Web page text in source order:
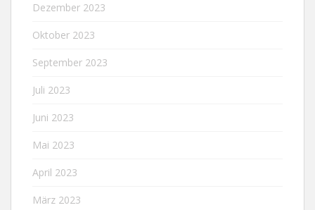
Dezember 2023
Oktober 2023
September 2023
Juli 2023
Juni 2023
Mai 2023
April 2023
März 2023